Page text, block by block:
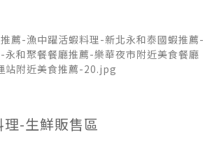
薦-漁中躍活蝦料理-新北永和泰國蝦推薦-
永和聚餐餐廳推薦-樂華夜市附近美食餐廳
站附近美食推薦-20.jpg
-生鮮販售區